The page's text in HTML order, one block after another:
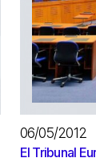
06/05/2012
El Tribunal